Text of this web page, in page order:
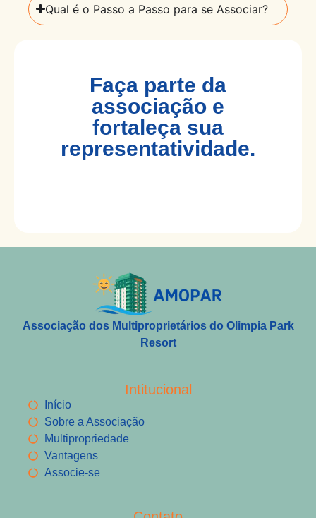
Qual é o Passo a Passo para se Associar?
Faça parte da
associação e
fortaleça sua
representatividade.
Associação dos Multiproprietários do Olimpia Park
Resort
Intitucional
Início
Sobre a Associação
Multipropriedade
Vantagens
Associe-se